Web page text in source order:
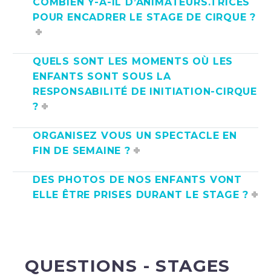
POUR ENCADRER LE STAGE DE CIRQUE ?
QUELS SONT LES MOMENTS OÙ LES
ENFANTS SONT SOUS LA
RESPONSABILITÉ DE INITIATION-CIRQUE
?
ORGANISEZ VOUS UN SPECTACLE EN
FIN DE SEMAINE ?
DES PHOTOS DE NOS ENFANTS VONT
ELLE ÊTRE PRISES DURANT LE STAGE ?
QUESTIONS - STAGES